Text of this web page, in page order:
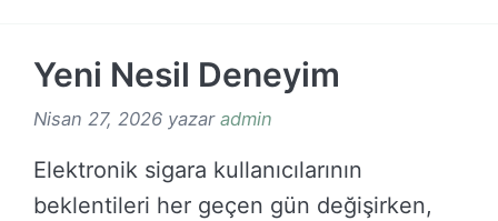
Yeni Nesil Deneyim
Nisan 27, 2026 yazar admin
Elektronik sigara kullanıcılarının
beklentileri her geçen gün değişirken,